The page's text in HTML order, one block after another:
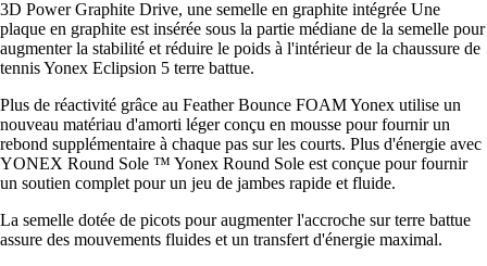
3D Power Graphite Drive, une semelle en graphite intégrée Une
plaque en graphite est insérée sous la partie médiane de la semelle pour
augmenter la stabilité et réduire le poids à l'intérieur de la chaussure de
tennis Yonex Eclipsion 5 terre battue.
Plus de réactivité grâce au Feather Bounce FOAM Yonex utilise un
nouveau matériau d'amorti léger conçu en mousse pour fournir un
rebond supplémentaire à chaque pas sur les courts. Plus d'énergie avec
YONEX Round Sole ™ Yonex Round Sole est conçue pour fournir
un soutien complet pour un jeu de jambes rapide et fluide.
La semelle dotée de picots pour augmenter l'accroche sur terre battue
assure des mouvements fluides et un transfert d'énergie maximal.